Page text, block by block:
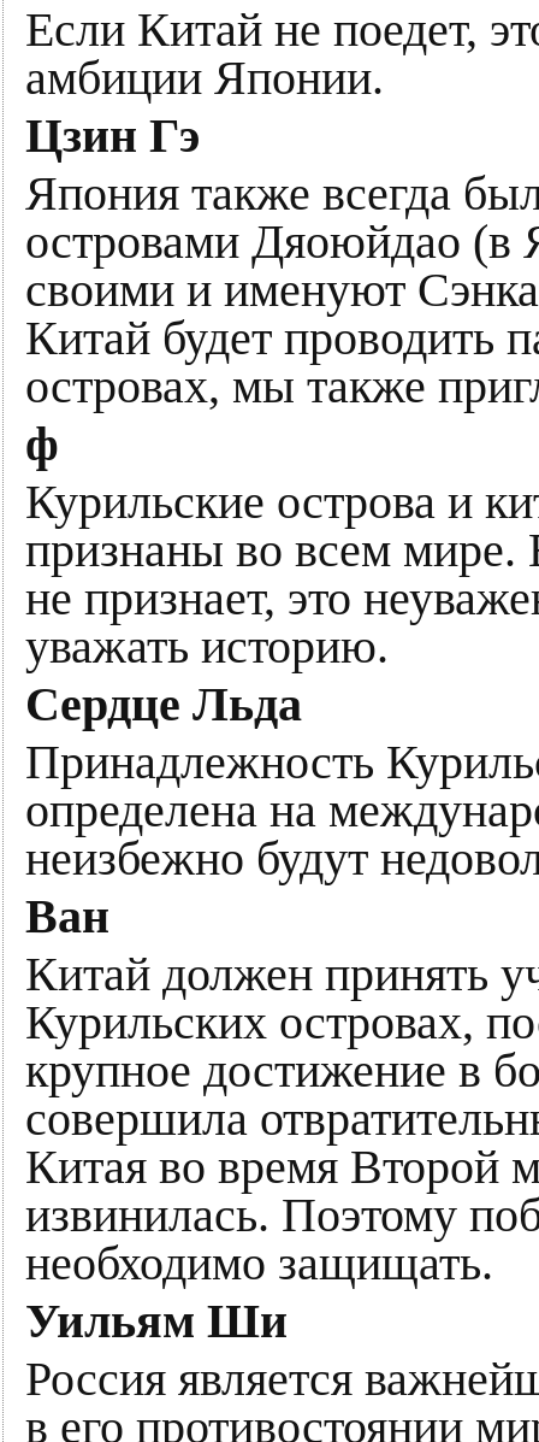
Если Китай не поедет,
амбиции Японии.
Цзин Гэ
Япония также всегда
островами Дяоюйдао (в
своими и именуют
Китай будет проводить
островах, мы также
ф
Курильские острова и
признаны во всем мире.
не признает, это
уважать историю.
Сердце Льда
Принадлежность
определена на
неизбежно будут
Ван
Китай должен принять
Курильских островах,
крупное достижение в
совершила
Китая во время Второй
извинилась. Поэтому
необходимо защищать.
Уильям Ши
Россия является
в его противостоянии